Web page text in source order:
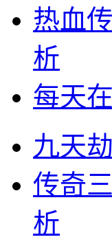
热血
析
每天
九天
传奇
析